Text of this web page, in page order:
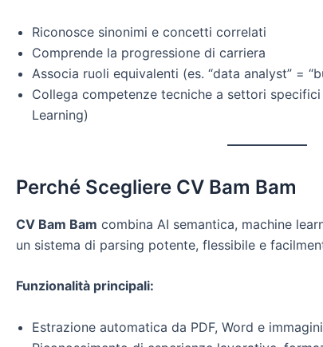
Riconosce sinonimi e concetti correlati
Comprende la progressione di carriera
Associa ruoli equivalenti (es. “data analyst” =
Collega competenze tecniche a settori
Learning)
Perché Scegliere CV Bam Bam
CV Bam Bam combina AI semantica, machine
un sistema di parsing potente, flessibile e
Funzionalità principali:
Estrazione automatica da PDF, Word e